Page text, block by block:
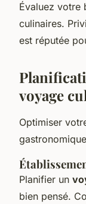
Évaluez votre
culinaires.
est réputée
voyage
Optimiser
Planifier un
bien pensé.